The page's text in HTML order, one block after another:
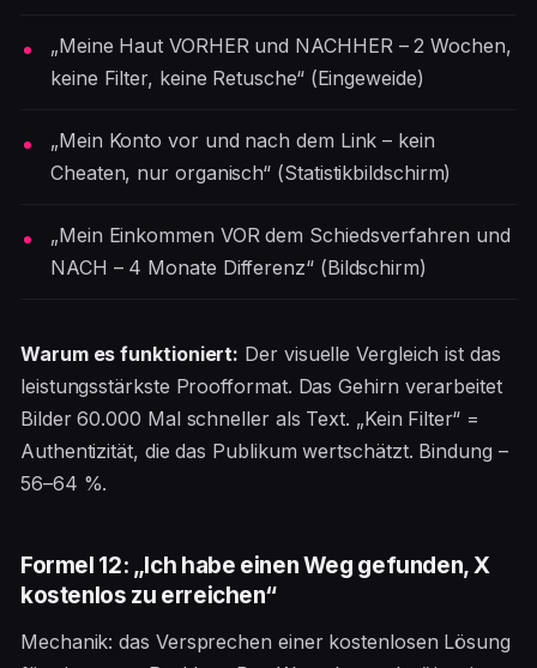
„Meine Haut VORHER und NACHHER – 2 Wochen,
keine Filter, keine Retusche“ (Eingeweide)
„Mein Konto vor und nach dem Link – kein
Cheaten, nur organisch“ (Statistikbildschirm)
„Mein Einkommen VOR dem Schiedsverfahren und
NACH – 4 Monate Differenz“ (Bildschirm)
Warum es funktioniert: Der visuelle Vergleich ist das
leistungsstärkste Proofformat. Das Gehirn verarbeitet
Bilder 60.000 Mal schneller als Text. „Kein Filter“ =
Authentizität, die das Publikum wertschätzt. Bindung –
56–64 %.
Formel 12: „Ich habe einen Weg gefunden, X
kostenlos zu erreichen“
Mechanik: das Versprechen einer kostenlosen Lösung